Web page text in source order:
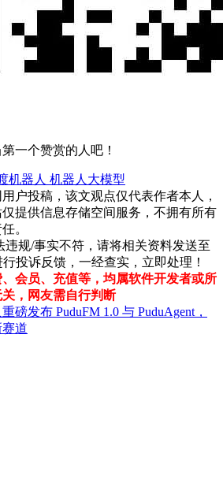
一个赞赏的人吧！
机器人 机器人大模型
户投稿，该文观点仅代表作者本人，
提供信息存储空间服务，不拥有所有
。
违规/事实不符，请将相关资料发送至
行投诉反馈，一经查实，立即处理！
会员、充值等，均属软件开发者或所
，网友需自行判断
磅发布 PuduFM 1.0 与 PuduAgent，
道